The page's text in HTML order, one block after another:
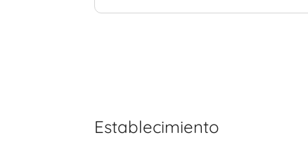
Establecimiento